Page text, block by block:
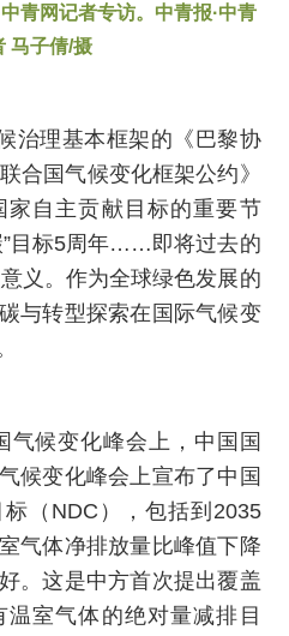
青网记者专访。中青报·中青
马子倩/摄
治理基本框架的《巴黎协
合国气候变化框架公约》
自主贡献目标的重要节
”目标5周年……即将过去的
义。作为全球绿色发展的
与转型探索在国际气候变
气候变化峰会上，中国国
候变化峰会上宣布了中国
（NDC），包括到2035
气体净排放量比峰值下降
。这是中方首次提出覆盖
室气体的绝对量减排目